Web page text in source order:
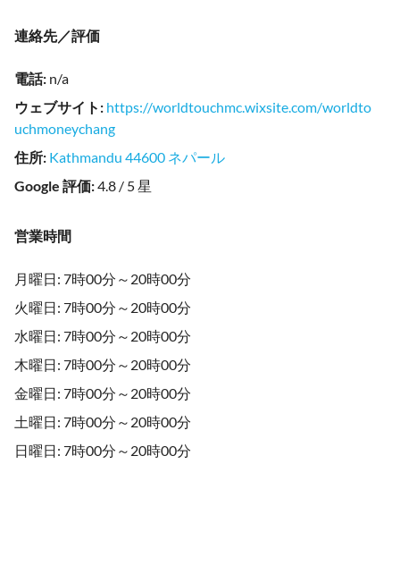
連絡先／評価
電話: n/a
ウェブサイト : https://worldtouchmc.wixsite.com/worldto
uchmoneychang
住所: Kathmandu 44600 ネパール
Google 評価:4.8 / 5 星
営業時間
月曜日: 7時00分～20時00分
火曜日: 7時00分～20時00分
水曜日: 7時00分～20時00分
木曜日: 7時00分～20時00分
金曜日: 7時00分～20時00分
土曜日: 7時00分～20時00分
日曜日: 7時00分～20時00分